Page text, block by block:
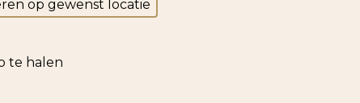
op gewenst locatie
te halen